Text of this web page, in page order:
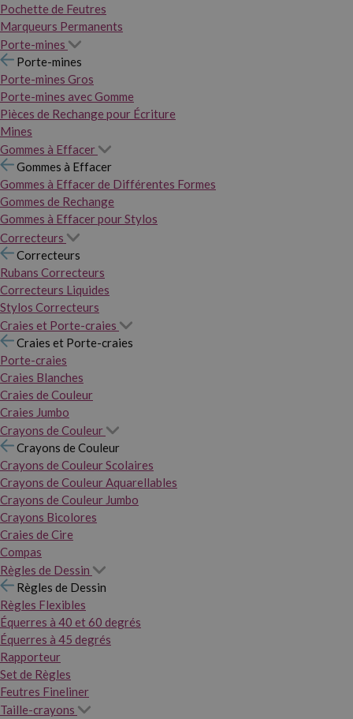
Pochette de Feutres
Marqueurs Permanents
Porte-mines
Porte-mines
Porte-mines Gros
Porte-mines avec Gomme
Pièces de Rechange pour Écriture
Mines
Gommes à Effacer
Gommes à Effacer
Gommes à Effacer de Différentes Formes
Gommes de Rechange
Gommes à Effacer pour Stylos
Correcteurs
Correcteurs
Rubans Correcteurs
Correcteurs Liquides
Stylos Correcteurs
Craies et Porte-craies
Craies et Porte-craies
Porte-craies
Craies Blanches
Craies de Couleur
Craies Jumbo
Crayons de Couleur
Crayons de Couleur
Crayons de Couleur Scolaires
Crayons de Couleur Aquarellables
Crayons de Couleur Jumbo
Crayons Bicolores
Craies de Cire
Compas
Règles de Dessin
Règles de Dessin
Règles Flexibles
Équerres à 40 et 60 degrés
Équerres à 45 degrés
Rapporteur
Set de Règles
Feutres Fineliner
Taille-crayons